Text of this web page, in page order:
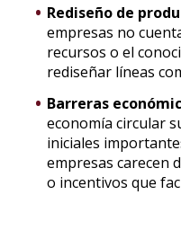
Rediseño de
empresas no
recursos o el
rediseñar líneas
Barreras
economía circular
iniciales
empresas carecen
o incentivos que